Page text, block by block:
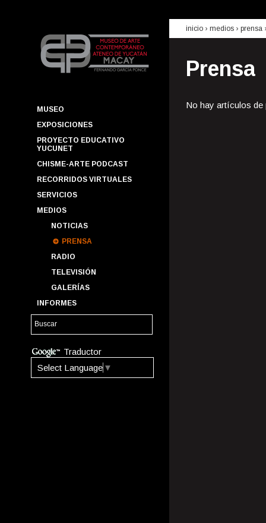
MUSEO
EXPOSICIONES
PROYECTO EDUCATIVO
YUCUNET
CHISME-ARTE PODCAST
RECORRIDOS VIRTUALES
SERVICIOS
MEDIOS
NOTICIAS
PRENSA
RADIO
TELEVISIÓN
GALERÍAS
INFORMES
Traductor
Select Language ▼
inicio › medios › prensa
Prensa
No hay artículos de